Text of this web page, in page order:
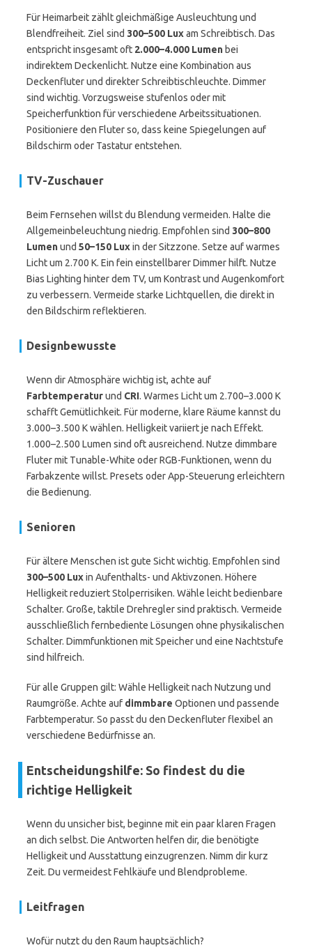
Für Heimarbeit zählt gleichmäßige Ausleuchtung und
Blendfreiheit. Ziel sind 300–500 Luxam Schreibtisch. Das
entspricht insgesamt oft 2.000–4.000 Lumen bei
indirektem Deckenlicht. Nutze eine Kombination aus
Deckenfluter und direkter Schreibtischleuchte. Dimmer
sind wichtig. Vorzugsweise stufenlos oder mit
Speicherfunktion für verschiedene Arbeitssituationen.
Positioniere den Fluter so, dass keine Spiegelungen auf
Bildschirm oder Tastatur entstehen.
TV-Zuschauer
Beim Fernsehen willst du Blendung vermeiden. Halte die
Allgemeinbeleuchtung niedrig. Empfohlen sind 300–800
Lumenund 50–150 Luxin der Sitzzone. Setze auf warmes
Licht um 2.700 K. Ein fein einstellbarer Dimmer hilft. Nutze
Bias Lighting hinter dem TV, um Kontrast und Augenkomfort
zu verbessern. Vermeide starke Lichtquellen, die direkt in
den Bildschirm reflektieren.
Designbewusste
Wenn dir Atmosphäre wichtig ist, achte auf
Farbtemperaturund CRI. Warmes Licht um 2.700–3.000 K
schafft Gemütlichkeit. Für moderne, klare Räume kannst du
3.000–3.500 K wählen. Helligkeit variiert je nach Effekt.
1.000–2.500 Lumen sind oft ausreichend. Nutze dimmbare
Fluter mit Tunable-White oder RGB-Funktionen, wenn du
Farbakzente willst. Presets oder App-Steuerung erleichtern
die Bedienung.
Senioren
Für ältere Menschen ist gute Sicht wichtig. Empfohlen sind
300–500 Luxin Aufenthalts- und Aktivzonen. Höhere
Helligkeit reduziert Stolperrisiken. Wähle leicht bedienbare
Schalter. Große, taktile Drehregler sind praktisch. Vermeide
ausschließlich fernbediente Lösungen ohne physikalischen
Schalter. Dimmfunktionen mit Speicher und eine Nachtstufe
sind hilfreich.
Für alle Gruppen gilt: Wähle Helligkeit nach Nutzung und
Raumgröße. Achte auf dimmbare Optionen und passende
Farbtemperatur. So passt du den Deckenfluter flexibel an
verschiedene Bedürfnisse an.
Entscheidungshilfe: So findest du die
richtige Helligkeit
Wenn du unsicher bist, beginne mit ein paar klaren Fragen
an dich selbst. Die Antworten helfen dir, die benötigte
Helligkeit und Ausstattung einzugrenzen. Nimm dir kurz
Zeit. Du vermeidest Fehlkäufe und Blendprobleme.
Leitfragen
Wofür nutzt du den Raum hauptsächlich?